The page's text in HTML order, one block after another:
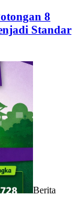
8
Standar
Berita